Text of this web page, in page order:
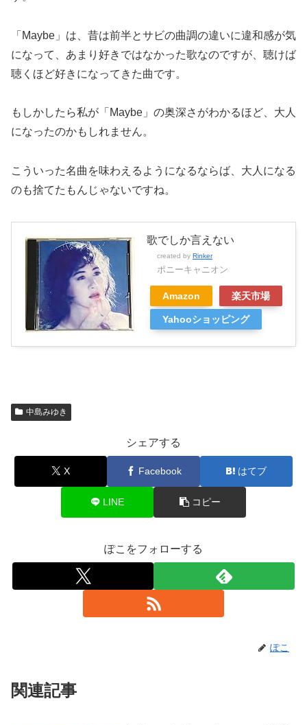
「Maybe」は、昔は前半とサビの曲調の違いに違和感が気
になって、あまり好きではなかった歌なのですが、聴けば
聴くほど好きになってきた曲です。
もしかしたら私が「Maybe」の奥深さがわかるほど、大人
になったのかもしれません。
こういった名曲を味わえるようになるならば、大人になる
のも捨てたもんじゃないですね。
歌でしか言えない
created by Rinker
ポニーキャニオン
Amazon 楽天市場
Yahooショッピング
中島みゆき
シェアする
X Facebook はてブ
LINE コピー
ぽこをフォローする
ぽこ
関連記事